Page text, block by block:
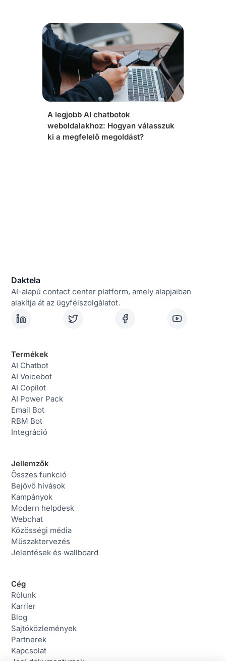
A legjobb AI chatbotok
weboldalakhoz: Hogyan válasszuk
ki a megfelelő megoldást?
Daktela
AI-alapú contact center platform, amely alapjaiban
alakítja át az ügyfélszolgálatot.
Termékek
AI Chatbot
AI Voicebot
AI Copilot
AI Power Pack
Email Bot
RBM Bot
Integráció
Jellemzők
Összes funkció
Bejövő hívások
Kampányok
Modern helpdesk
Webchat
Közösségi média
Műszaktervezés
Jelentések és wallboard
Cég
Rólunk
Karrier
Blog
Sajtóközlemények
Partnerek
Kapcsolat
Jogi dokumentumok